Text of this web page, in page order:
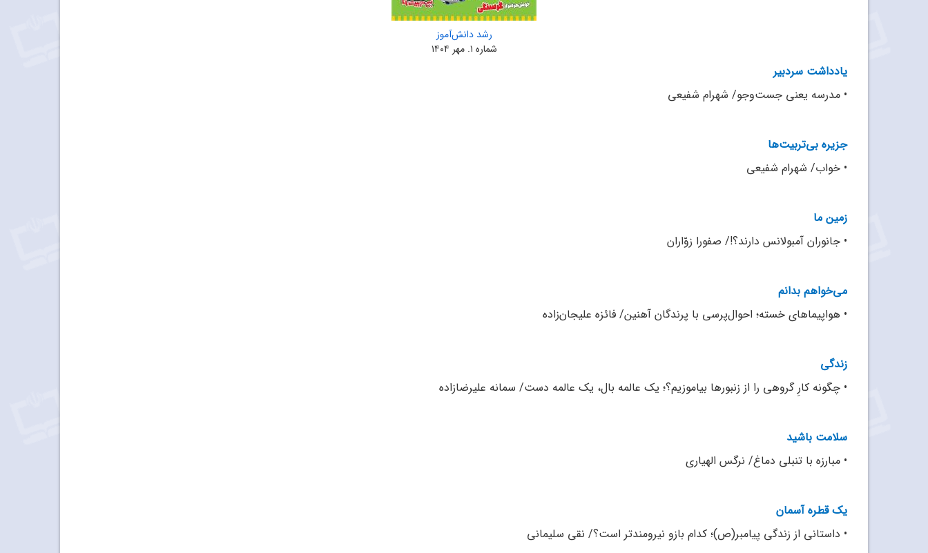
رشد دانش‌آموز
شماره ۱. مهر ۱۴۰۴
یادداشت سردبیر
• مدرسه یعنی جست‌وجو/ شهرام شفیعی
جزیره‏ بی‌تربیت‌‏ها
• خواب/ شهرام شفیعی
زمین ما
• جانوران آمبولانس دارند؟!/ صفورا زوّاران
می‌خواهم بدانم
• هواپیماهای خسته؛ احوال‌پرسی با پرندگان آهنین/ فائزه علیجان‌زاده
زندگی
• چگونه کارِ گروهی را از زنبورها بیاموزیم؟؛ یک عالمه بال،‌ یک عالمه دست/ سمانه علیرضازاده
سلامت باشید
• مبارزه با تنبلی دماغ/ نرگس الهیاری
یک قطره آسمان
• داستانی از زندگی پیامبر(ص)؛ کدام بازو نیرومندتر است؟/ نقی سلیمانی